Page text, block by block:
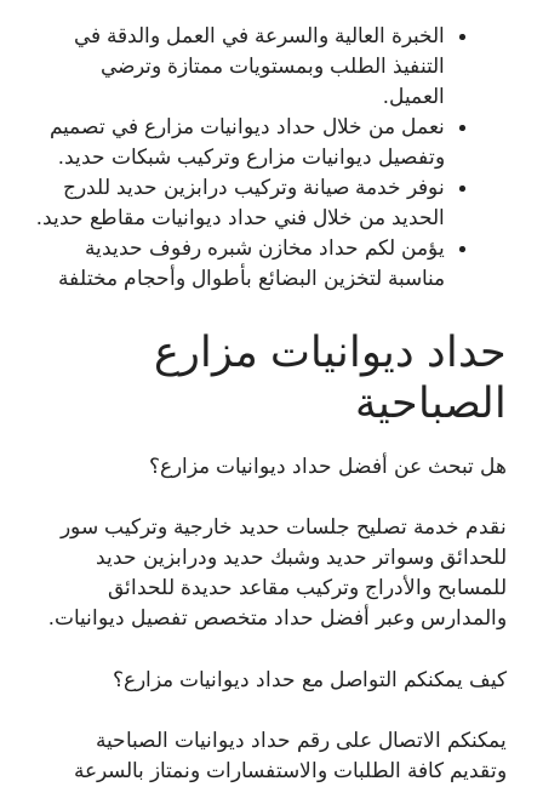
الخبرة العالية والسرعة في العمل والدقة في
التنفيذ الطلب وبمستويات ممتازة وترضي
العميل.
نعمل من خلال حداد ديوانيات مزارع في تصميم
وتفصيل ديوانيات مزارع وتركيب شبكات حديد.
نوفر خدمة صيانة وتركيب درابزين حديد للدرج
الحديد من خلال فني حداد ديوانيات مقاطع حديد.
يؤمن لكم حداد مخازن شبره رفوف حديدية
مناسبة لتخزين البضائع بأطوال وأحجام مختلفة
حداد ديوانيات مزارع
الصباحية
هل تبحث عن أفضل حداد ديوانيات مزارع؟
نقدم خدمة تصليح جلسات حديد خارجية وتركيب سور
للحدائق وسواتر حديد وشبك حديد ودرابزين حديد
للمسابح والأدراج وتركيب مقاعد حديدة للحدائق
والمدارس وعبر أفضل حداد متخصص تفصيل ديوانيات.
كيف يمكنكم التواصل مع حداد ديوانيات مزارع؟
يمكنكم الاتصال على رقم حداد ديوانيات الصباحية
وتقديم كافة الطلبات والاستفسارات ونمتاز بالسرعة